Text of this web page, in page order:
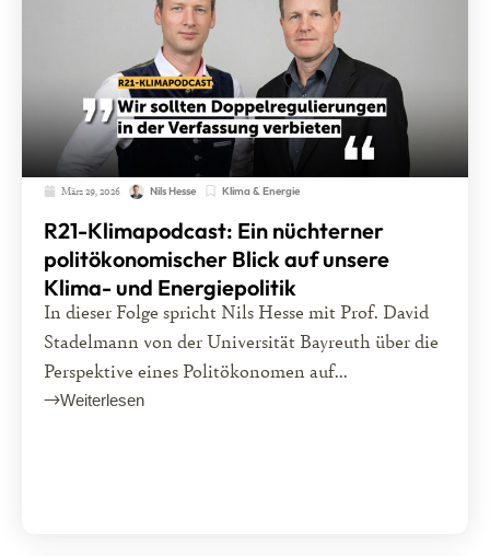
März 29, 2026 Nils Hesse Klima & Energie
R21-Klimapodcast: Ein nüchterner
politökonomischer Blick auf unsere
Klima- und Energiepolitik
In dieser Folge spricht Nils Hesse mit Prof. David
Stadelmann von der Universität Bayreuth über die
Perspektive eines Politökonomen auf...
Weiterlesen